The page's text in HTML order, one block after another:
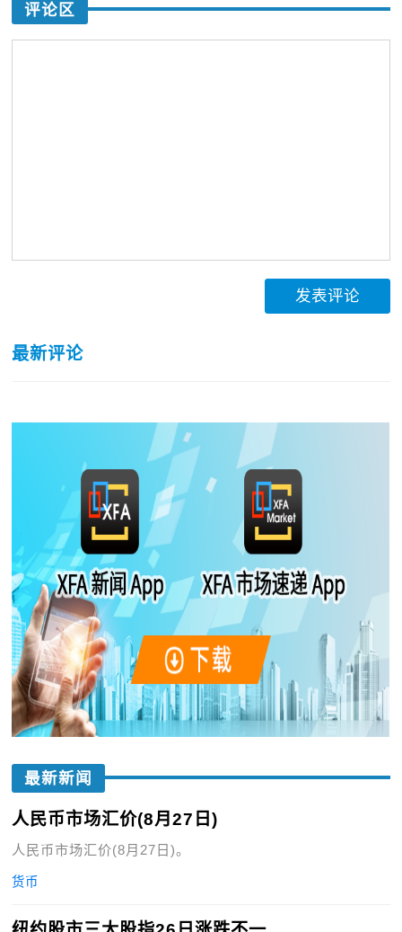
评论区
发表评论
最新评论
最新新闻
人民币市场汇价(8月27日)
人民币市场汇价(8月27日)。
货币